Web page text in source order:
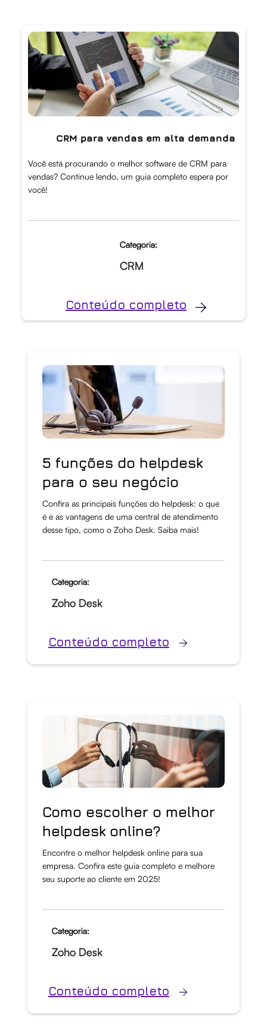
CRM para vendas em alta demanda
Você está procurando o melhor software de CRM para
vendas? Continue lendo, um guia completo espera por
você!
Categoria:
CRM
Conteúdo completo
5 funções do helpdesk
para o seu negócio
Confira as principais funções do helpdesk: o que
é e as vantagens de uma central de atendimento
desse tipo, como o Zoho Desk. Saiba mais!
Categoria:
Zoho Desk
Conteúdo completo
Como escolher o melhor
helpdesk online?
Encontre o melhor helpdesk online para sua
empresa. Confira este guia completo e melhore
seu suporte ao cliente em 2025!
Categoria:
Zoho Desk
Conteúdo completo